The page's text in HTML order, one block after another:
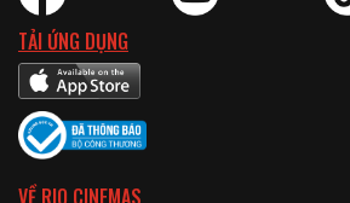
TẢI ỨNG DỤNG